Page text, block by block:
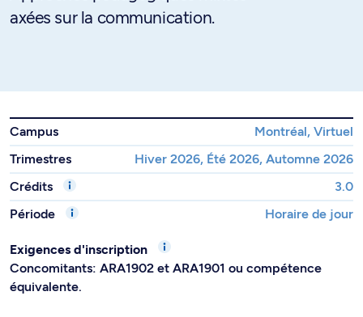
axées sur la communication.
Campus
Montréal, Virtuel
Trimestres
Hiver 2026, Été 2026, Automne 2026
Crédits
3.0
Période
Horaire de jour
Exigences d'inscription
Concomitants: ARA1902 et ARA1901 ou compétence
équivalente.